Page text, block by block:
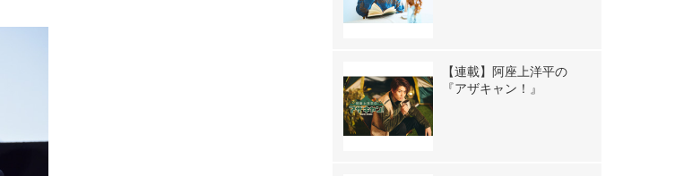
【連載】阿座上洋平の
『アザキャン！』